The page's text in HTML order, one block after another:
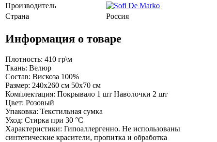
Производитель
Страна
Россия
Информация о товаре
Плотность: 410 гр\м
Ткань: Велюр
Состав: Вискоза 100%
Размер: 240х260 см 50х70 см
Комплектация: Покрывало 1 шт Наволочки 2 шт
Цвет: Розовый
Упаковка: Текстильная сумка
Уход: Стирка при 30 °С
Характеристики: Гипоаллергенно. Не использованы
синтетические красители, пропитка и обработка